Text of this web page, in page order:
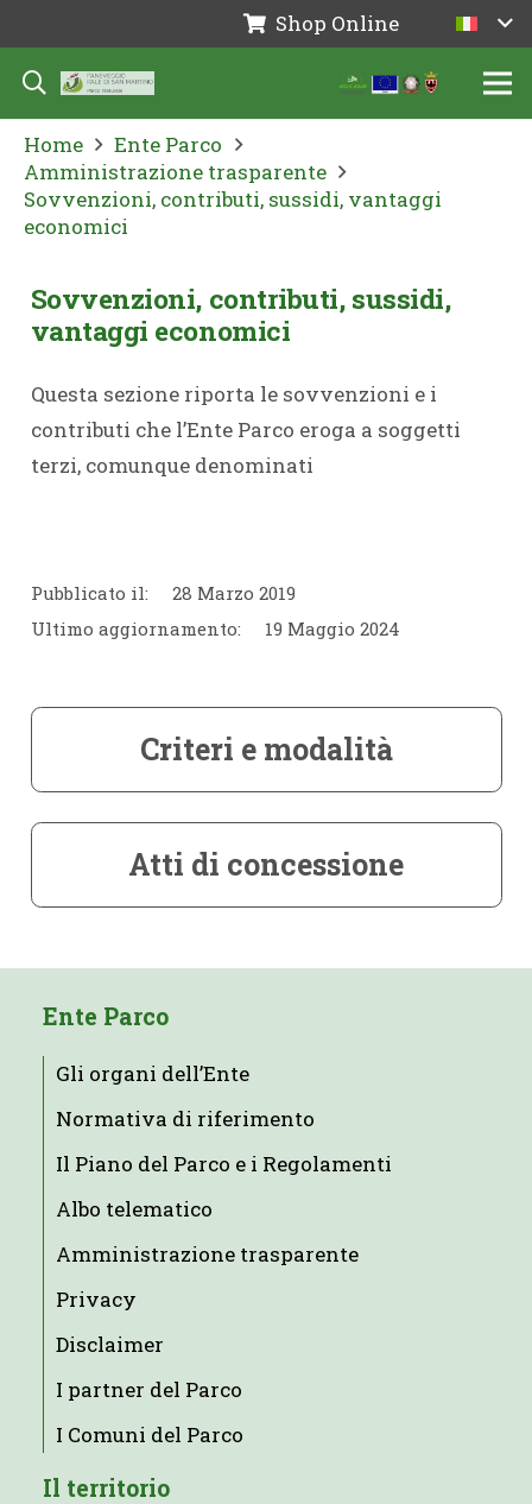
Shop Online
Home
Ente Parco
Amministrazione trasparente
Sovvenzioni, contributi, sussidi, vantaggi
economici
Sovvenzioni, contributi, sussidi,
vantaggi economici
Questa sezione riporta le sovvenzioni e i
contributi che l’Ente Parco eroga a soggetti
terzi, comunque denominati
Pubblicato il:
28 Marzo 2019
Ultimo aggiornamento:
19 Maggio 2024
Criteri e modalità
Atti di concessione
Ente Parco
Gli organi dell’Ente
Normativa di riferimento
Il Piano del Parco e i Regolamenti
Albo telematico
Amministrazione trasparente
Privacy
Disclaimer
I partner del Parco
I Comuni del Parco
Il territorio